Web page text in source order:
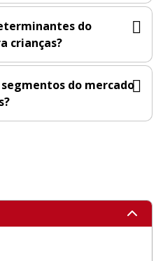
do
crianças?
do mercado